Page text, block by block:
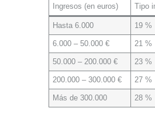
Ingresos (en euros) Tipo
Hasta 6.000 19 %
6.000 – 50.000 € 21 %
50.000 – 200.000 € 23 %
200.000 – 300.000 € 27 %
Más de 300.000 28 %